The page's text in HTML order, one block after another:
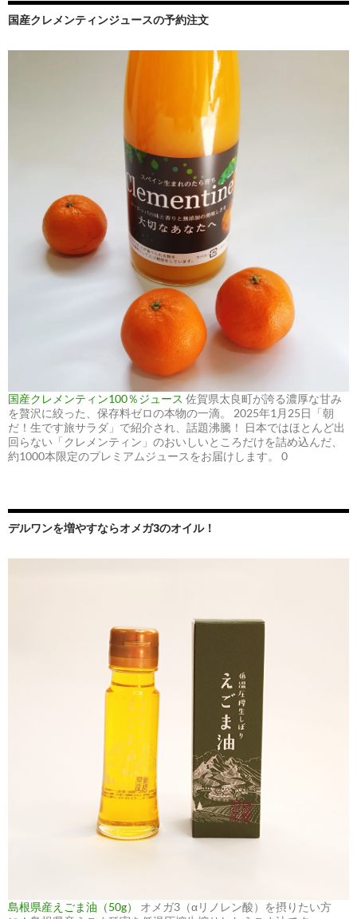
国産クレメンティンジュースの予約注文
国産クレメンティン100％ジュース 佐賀県太良町が誇る濃厚な甘み
を贅沢に絞った、保存料ゼロの本物の一滴。 2025年1月25日「朝
だ！生です旅サラダ」で紹介され、話題沸騰！ 日本ではほとんど出
回らない「クレメンティン」のおいしいところだけを詰め込んだ、
約1000本限定のプレミアムジュースをお届けします。 0
デルワンを増やすならオメガ3のオイル！
島根県産えごま油（50g）
オメガ3（αリノレン酸）を摂りたい方